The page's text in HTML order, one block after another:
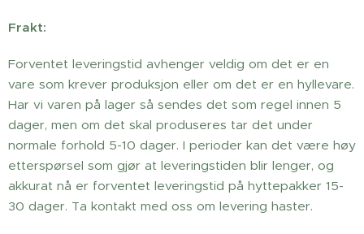
Frakt:
Forventet leveringstid avhenger veldig om det er en
vare som krever produksjon eller om det er en hyllevare.
Har vi varen på lager så sendes det som regel innen 5
dager, men om det skal produseres tar det under
normale forhold 5-10 dager. I perioder kan det være høy
etterspørsel som gjør at leveringstiden blir lenger, og
akkurat nå er forventet leveringstid på hyttepakker 15-
30 dager. Ta kontakt med oss om levering haster.